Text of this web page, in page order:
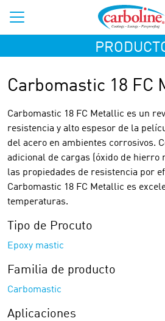
Carbomastic 18 FC
Carbomastic 18 FC Metallic es un
resistencia y alto espesor de la
del acero en ambientes corrosivos.
adicional de cargas (óxido de hierro
las propiedades de resistencia por
Carbomastic 18 FC Metallic es
temperaturas.
Tipo de Procuto
Epoxy mastic
Familia de producto
Carbomastic
Aplicaciones